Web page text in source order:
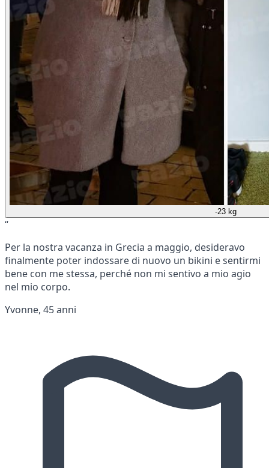
-23 kg
“
Per la nostra vacanza in Grecia a maggio, desideravo
finalmente poter indossare di nuovo un bikini e sentirmi
bene con me stessa, perché non mi sentivo a mio agio
nel mio corpo.
Yvonne, 45 anni